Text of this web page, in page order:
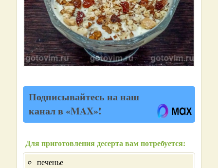
Подписывайтесь на наш
канал в «MAX»!
Для приготовления десерта вам потребуется:
печенье